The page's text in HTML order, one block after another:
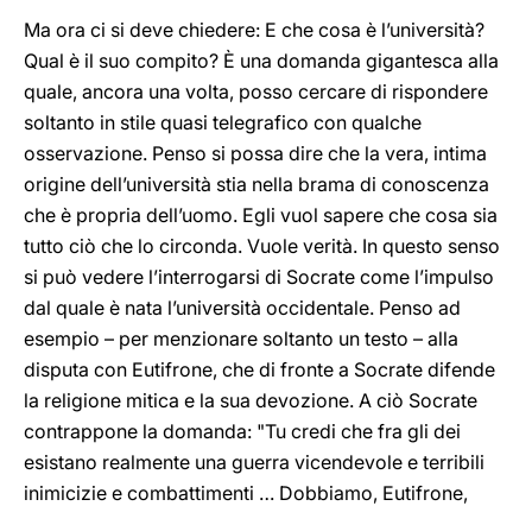
Ma ora ci si deve chiedere: E che cosa è l’università?
Qual è il suo compito? È una domanda gigantesca alla
quale, ancora una volta, posso cercare di rispondere
soltanto in stile quasi telegrafico con qualche
osservazione. Penso si possa dire che la vera, intima
origine dell’università stia nella brama di conoscenza
che è propria dell’uomo. Egli vuol sapere che cosa sia
tutto ciò che lo circonda. Vuole verità. In questo senso
si può vedere l’interrogarsi di Socrate come l’impulso
dal quale è nata l’università occidentale. Penso ad
esempio – per menzionare soltanto un testo – alla
disputa con Eutifrone, che di fronte a Socrate difende
la religione mitica e la sua devozione. A ciò Socrate
contrappone la domanda: "Tu credi che fra gli dei
esistano realmente una guerra vicendevole e terribili
inimicizie e combattimenti … Dobbiamo, Eutifrone,